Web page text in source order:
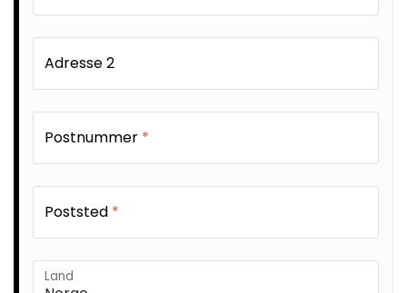
Adresse 2
Postnummer *
Poststed *
Land